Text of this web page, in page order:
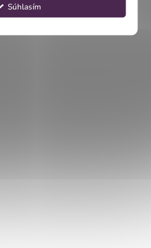
Súhlasím